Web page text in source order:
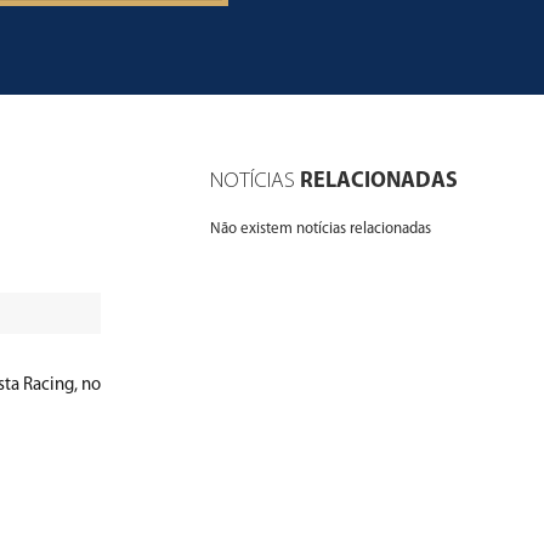
Racing, no
NOTÍCIAS RELACIONADAS
Não existem notícias relacionadas